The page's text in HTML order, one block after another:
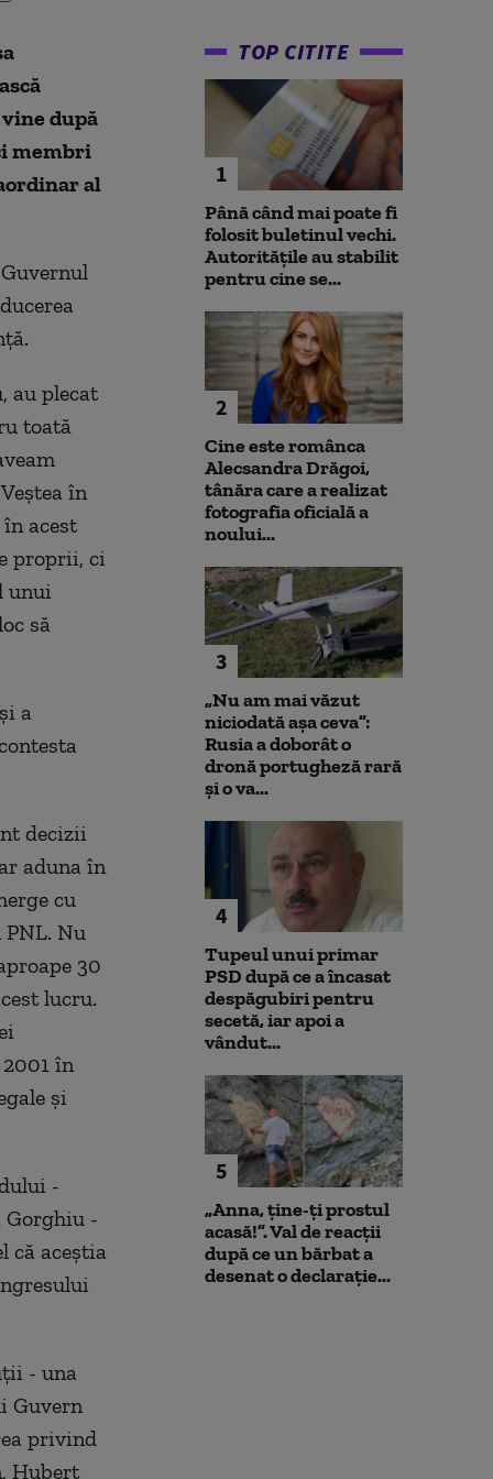
după
membri
al
au plecat
toată
în
acest
proprii, ci
unui
să
a
decizii
aduna în
cu
Nu
30
lucru.
în
şi
-
Gorghiu -
că aceştia
- una
Guvern
privind
Hubert
TOP CITITE
1
Până când mai poate fi
folosit buletinul vechi.
Autoritățile au stabilit
pentru cine se...
2
Cine este românca
Alecsandra Drăgoi,
tânăra care a realizat
fotografia oficială a
noului...
3
„Nu am mai văzut
niciodată așa ceva”:
Rusia a doborât o
dronă portugheză rară
și o va...
4
Tupeul unui primar
PSD după ce a încasat
despăgubiri pentru
secetă, iar apoi a
vândut...
5
„Anna, ţine-ţi prostul
acasă!”. Val de reacții
după ce un bărbat a
desenat o declarație...